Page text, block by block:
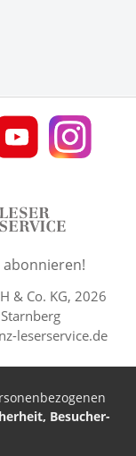
Lorenz
Leserservice
Lorenz
im Abo Jahre
& Co. KG, 2026
leserservice.de
Besucher-